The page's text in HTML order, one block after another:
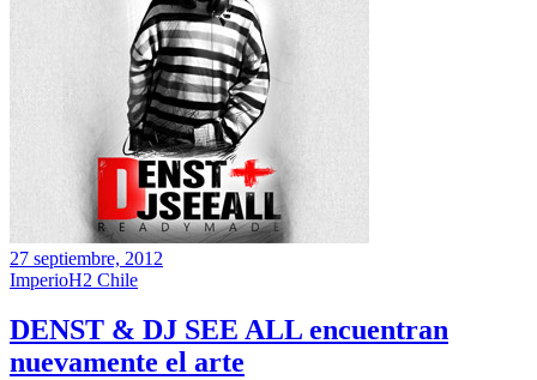
27 septiembre, 2012
ImperioH2 Chile
DENST & DJ SEE ALL encuentran
nuevamente el arte